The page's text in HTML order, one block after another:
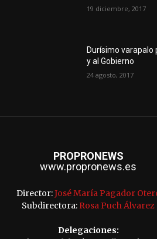
19 diciembre, 2017
Durísimo varapalo
y al Gobierno
24 agosto, 2017
PROPRONEWS
www.propronews.es
Director:José María Pagador
Subdirectora: Rosa Puch Álvarez
Delegaciones: